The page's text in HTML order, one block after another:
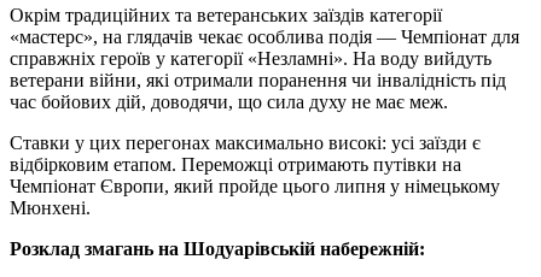
Окрім традиційних та ветеранських заїздів категорії
«мастерс», на глядачів чекає особлива подія — Чемпіонат для
справжніх героїв у категорії «Незламні». На воду вийдуть
ветерани війни, які отримали поранення чи інвалідність під
час бойових дій, доводячи, що сила духу не має меж.
Ставки у цих перегонах максимально високі: усі заїзди є
відбірковим етапом. Переможці отримають путівки на
Чемпіонат Європи, який пройде цього липня у німецькому
Мюнхені.
Розклад змагань на Шодуарівській набережній: